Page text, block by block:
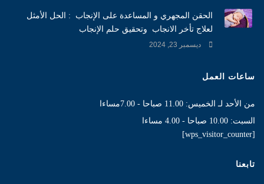
الحقن المجهري و المساعدة على الإنجاب : الحل الأمثل
لعلاج تأخر الانجاب وتحقيق حلم الإنجاب
ديسمبر 23, 2024
ساعات العمل
من الأحد لـ الخميس: 11.00 صباحا - 7.00مساءا
السبت: 10.00 صباحا - 4.00 مساءا
[wps_visitor_counter]
تابعنا